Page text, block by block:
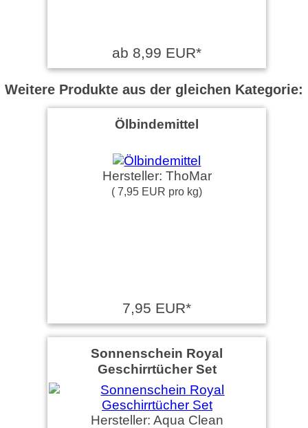
ab 8,99 EUR*
Weitere Produkte aus der gleichen Kategorie:
Ölbindemittel
Hersteller: ThoMar
( 7,95 EUR pro kg)
7,95 EUR*
Sonnenschein Royal
Geschirrtücher Set
Hersteller: Aqua Clean